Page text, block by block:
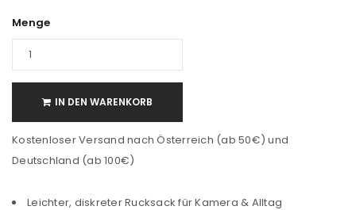
Menge
IN DEN WARENKORB
Kostenloser Versand nach Österreich (ab 50€) und
Deutschland (ab 100€)
Leichter, diskreter Rucksack für Kamera & Alltag